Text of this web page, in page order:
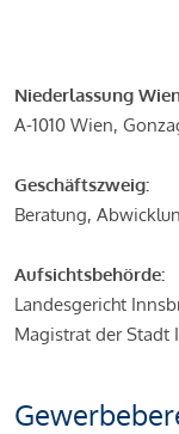
Niederlassung
A-1010 Wien,
Geschäftszweig:
Beratung,
Aufsichtsbehörde:
Landesgericht
Magistrat der Stadt